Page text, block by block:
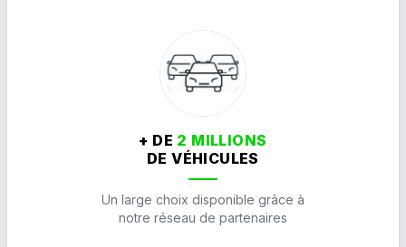
+ DE 2 MILLIONS
DE VÉHICULES
Un large choix disponible grâce à
notre réseau de partenaires